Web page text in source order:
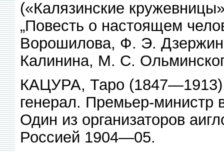
(«Калязинские
„Повесть о настоящем
Ворошилова, Ф. Э.
Калинина, М. С.
КАЦУРА, Таро (1847—1913),
генерал. Премьер-
Один из организаторов
Россией 1904—05.